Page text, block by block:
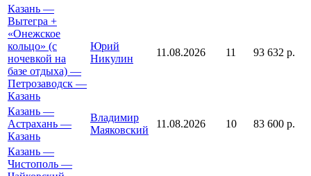
Казань —
Вытегра +
«Онежское
кольцо» (с
ночевкой на
базе отдыха) —
Петрозаводск —
Казань
Юрий
Никулин
11.08.2026 11 93 632 р.
Казань —
Астрахань —
Казань
Владимир
Маяковский
11.08.2026 10 83 600 р.
Казань —
Чистополь —